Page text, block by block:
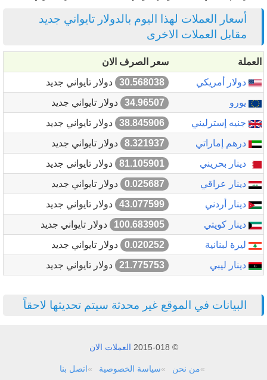
أسعار العملات لهذا اليوم بالدولار تايواني جديد
مقابل العملات الاخرى
العملة
سعر الصرف الان
دولار أمريكي
30.568038
دولار تايواني جديد
يورو
34.96507
دولار تايواني جديد
جنيه إسترليني
38.845906
دولار تايواني جديد
درهم إماراتي
8.321937
دولار تايواني جديد
دينار بحريني
81.105901
دولار تايواني جديد
دينار عراقي
0.025687
دولار تايواني جديد
دينار أردني
43.077599
دولار تايواني جديد
دينار كويتي
100.683905
دولار تايواني جديد
ليرة لبنانية
0.020252
دولار تايواني جديد
دينار ليبي
21.775753 دولار تايواني جديد
البيانات في الموقع غير محدثة سيتم تحديثها لاحقاً
© 2015-018 العملات الان
من نحن سياسة الخصوصية
اتصل بنا